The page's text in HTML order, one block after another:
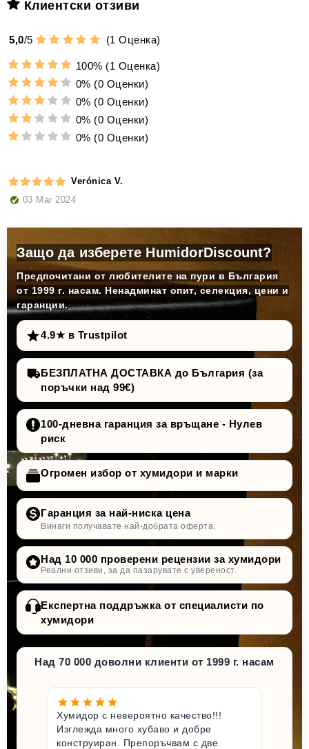
Клиентски отзиви
5,0/5 (1 Оценка)
100% (1 Оценка)
0% (0 Оценки)
0% (0 Оценки)
0% (0 Оценки)
0% (0 Оценки)
Verónica V.
03 Mar 2024
Защо да изберете HumidorDiscount?
Предпочитани от любителите на пури в България
от 1999 г. насам. Ненадминат опит, селекция, цени и
гаранции.
4.9★ в Trustpilot
БЕЗПЛАТНА ДОСТАВКА до България (за
поръчки над 99€)
100-дневна гаранция за връщане - Нулев
риск
Огромен избор от хумидори и марки
Гаранция за най-ниска цена
Винаги получавате най-добрата оферта.
Над 10 000 проверени рецензии за хумидори
Реални отзиви, за да пазарувате с увереност.
Експертна поддръжка от специалисти по
хумидори
Над 70 000 доволни клиенти от 1999 г. насам
Хумидор с невероятно качество!!!
Изглежда много хубаво и добре
конструиран. Препоръчвам с две